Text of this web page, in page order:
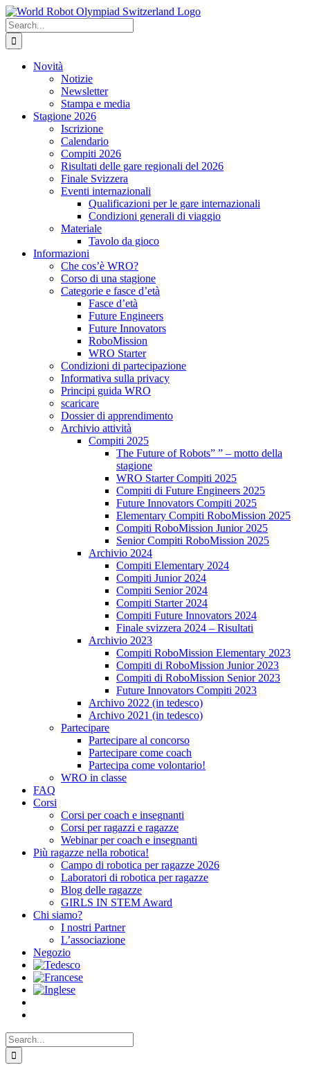
Skip
to
content
Search
for:
Novità
Notizie
Newsletter
Stampa e media
Stagione 2026
Iscrizione
Calendario
Compiti 2026
Risultati delle gare regionali del 2026
Finale Svizzera
Eventi internazionali
Qualificazioni per le gare internazionali
Condizioni generali di viaggio
Materiale
Tavolo da gioco
Informazioni
Che cos’è WRO?
Corso di una stagione
Categorie e fasce d’età
Fasce d’età
Future Engineers
Future Innovators
RoboMission
WRO Starter
Condizioni di partecipazione
Informativa sulla privacy
Principi guida WRO
scaricare
Dossier di apprendimento
Archivio attività
Compiti 2025
The Future of Robots” ” – motto della
stagione
WRO Starter Compiti 2025
Compiti di Future Engineers 2025
Future Innovators Compiti 2025
Elementary Compiti RoboMission 2025
Compiti RoboMission Junior 2025
Senior Compiti RoboMission 2025
Archivio 2024
Compiti Elementary 2024
Compiti Junior 2024
Compiti Senior 2024
Compiti Starter 2024
Compiti Future Innovators 2024
Finale svizzera 2024 – Risultati
Archivio 2023
Compiti RoboMission Elementary 2023
Compiti di RoboMission Junior 2023
Compiti di RoboMission Senior 2023
Future Innovators Compiti 2023
Archivo 2022 (in tedesco)
Archivo 2021 (in tedesco)
Partecipare
Partecipare al concorso
Partecipare come coach
Partecipa come volontario!
WRO in classe
FAQ
Corsi
Corsi per coach e insegnanti
Corsi per ragazzi e ragazze
Webinar per coach e insegnanti
Più ragazze nella robotica!
Campo di robotica per ragazze 2026
Laboratori di robotica per ragazze
Blog delle ragazze
GIRLS IN STEM Award
Chi siamo?
I nostri Partner
L’associazione
Negozio
Search
for: